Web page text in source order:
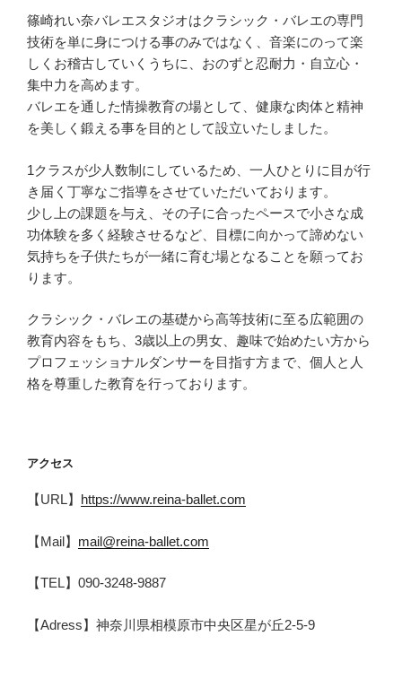
篠崎れい奈バレエスタジオはクラシック・バレエの専門
技術を単に身につける事のみではなく、音楽にのって楽
しくお稽古していくうちに、おのずと忍耐力・自立心・
集中力を高めます。
バレエを通した情操教育の場として、健康な肉体と精神
を美しく鍛える事を目的として設立いたしました。
1クラスが少人数制にしているため、一人ひとりに目が行
き届く丁寧なご指導をさせていただいております。
少し上の課題を与え、その子に合ったペースで小さな成
功体験を多く経験させるなど、目標に向かって諦めない
気持ちを子供たちが一緒に育む場となることを願ってお
ります。
クラシック・バレエの基礎から高等技術に至る広範囲の
教育内容をもち、3歳以上の男女、趣味で始めたい方から
プロフェッショナルダンサーを目指す方まで、個人と人
格を尊重した教育を行っております。
アクセス
【URL】 https://www.reina-ballet.com
【Mail】 mail@reina-ballet.com
【TEL】090-3248-9887
【Adress】神奈川県相模原市中央区星が丘2-5-9